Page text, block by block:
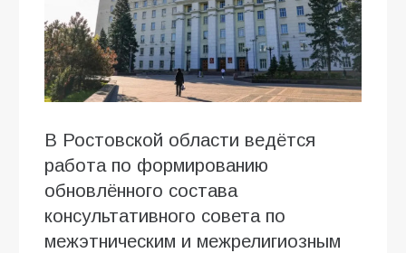
В Ростовской области ведётся
работа по формированию
обновлённого состава
консультативного совета по
межэтническим и межрелигиозным